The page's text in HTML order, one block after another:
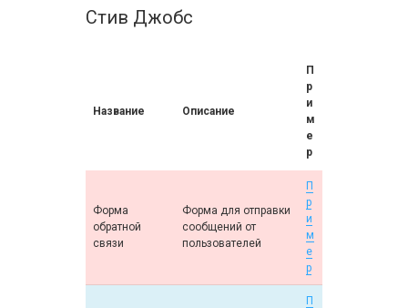
Стив Джобс
Название Описание
П
р
и
м
е
р
Форма
обратной
связи
Форма для отправки
сообщений от
пользователей
П
р
и
м
е
р
П